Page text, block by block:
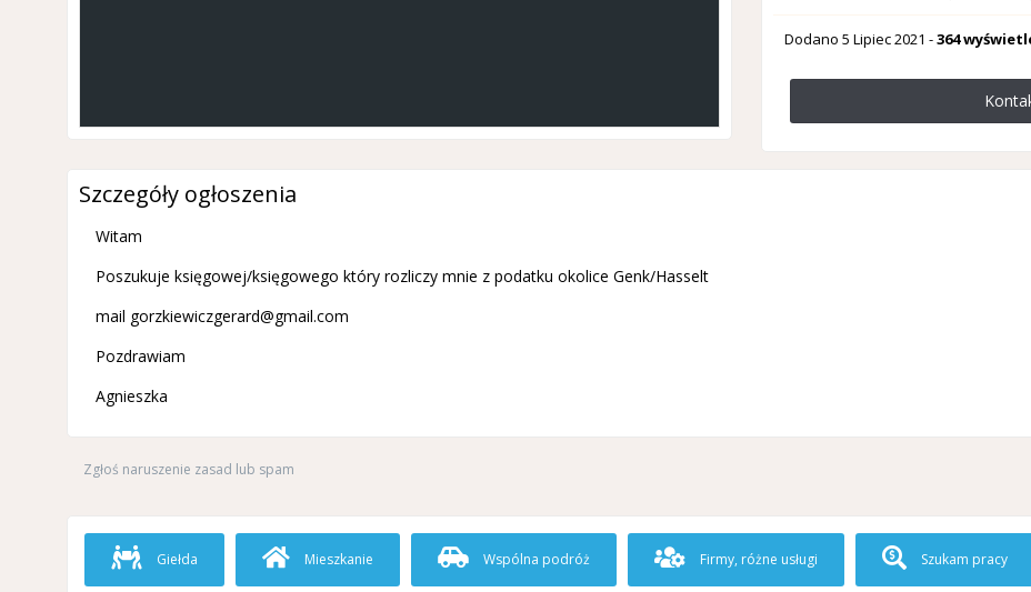
Dodano5 Lipiec 2021 -364
Szczegóły ogłoszenia
Witam
Poszukuje księgowej/księgowego który rozliczy mnie z podatku okolice Genk/Hasselt
mail gorzkiewiczgerard@gmail.com
Pozdrawiam
Agnieszka
Zgłoś naruszenie zasad lub spam
Giełda Mieszkanie Wspólna podróż Firmy, różne usługi Szukam pracy